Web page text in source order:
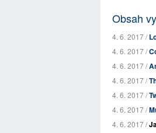
Obsah
4. 6. 2017 /
4. 6. 2017 /
4. 6. 2017 /
4. 6. 2017 /
4. 6. 2017 /
4. 6. 2017 /
4. 6. 2017 /